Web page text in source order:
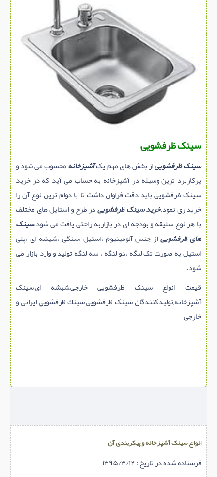
سرویس بهداشتی
پله,نرده,حفاظ
برقی,روشنایی,ایمنی
تاسیسات ساختمان
ابزار آلات ساختمانی
محوطه سازی و نما
ژئوتکنیک
متفرقه
سینک ظرفشویی
سینک ظرفشوییاز بخش های مهم یکآشپزخانهمحسوب می شود و
پرکاربرد ترین وسیله در آشپزخانه به حساب می آید که در خرید
سینک ظرفشویی باید دقت فراوان داشت تا با دوام ترین نوع آن را
خریداری نمود.خرید سینک ظرفشوییدر طرح و استایل های مختلف
با هر نوع سلیقه و بودجه ای در بازاربه راحتی یافت می شود.سینک
های ظرفشوییاز جنس آلومینیوم ،استیل ،سنگی ،شیشه ای ،پلی
استیل به صورت تک لنگه ،دو لنگه ، سه لنگه تولید و وارد بازار می
شود.
قیمت انواع سینک ظرفشویی خارجی,شیشه ای,سینک
آشپزخانه,تولیدکنندگان سینک ظرفشویی,سينك ظرفشويي ایرانی و
خارجی
انواع سینک آشپزخانه و پیکربندی آن
فرستاده شده در تاریخ : ۱۳۹۵/۳/۱۲